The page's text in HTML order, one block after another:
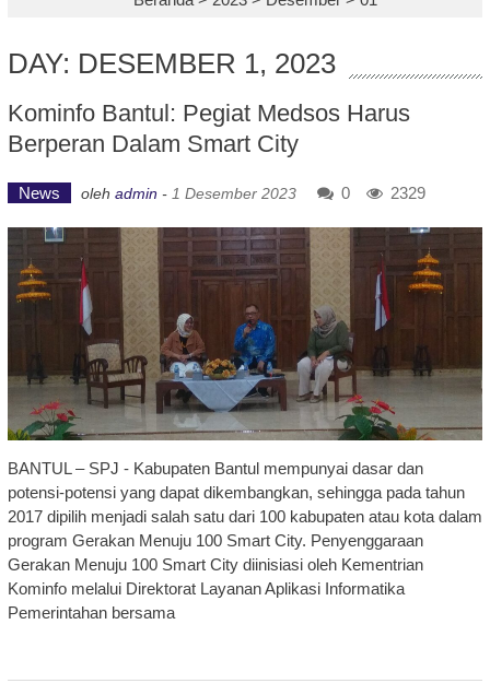
DAY: DESEMBER 1, 2023
Kominfo Bantul: Pegiat Medsos Harus
Berperan Dalam Smart City
News oleh admin - 1 Desember 2023 0 2329
BANTUL – SPJ - Kabupaten Bantul mempunyai dasar dan
potensi-potensi yang dapat dikembangkan, sehingga pada tahun
2017 dipilih menjadi salah satu dari 100 kabupaten atau kota dalam
program Gerakan Menuju 100 Smart City. Penyenggaraan
Gerakan Menuju 100 Smart City diinisiasi oleh Kementrian
Kominfo melalui Direktorat Layanan Aplikasi Informatika
Pemerintahan bersama